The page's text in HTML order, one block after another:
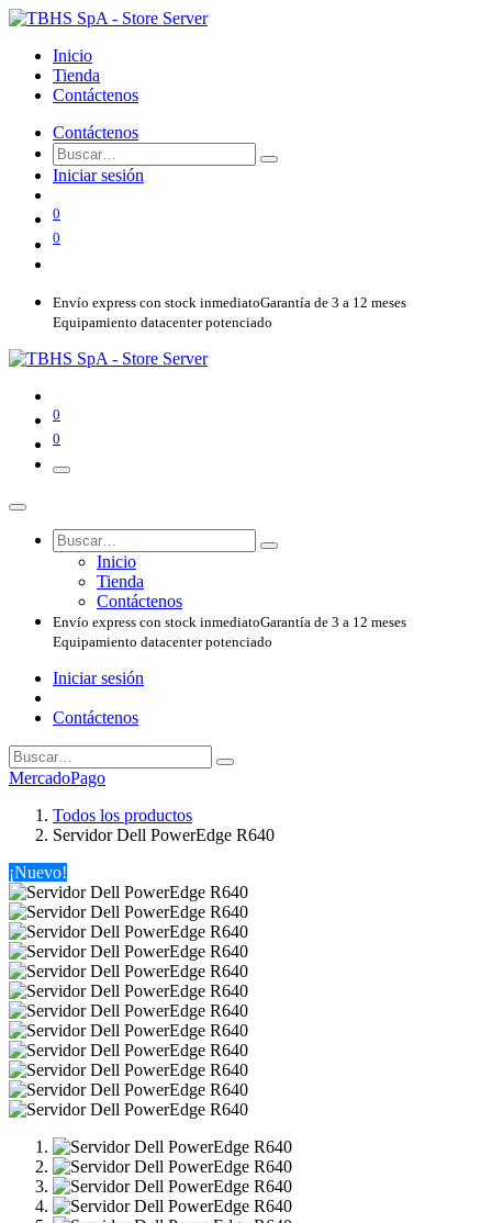
Inicio
Tienda
Contáctenos
Contáctenos
Iniciar sesión
0
0
Envío express con stock inmediatoGarantía de 3 a 12 meses
Equipamiento datacenter potenciado
0
0
Inicio
Tienda
Contáctenos
Envío express con stock inmediatoGarantía de 3 a 12 meses
Equipamiento datacenter potenciado
Iniciar sesión
Contáctenos
MercadoPago
Todos los productos
Servidor Dell PowerEdge R640
¡Nuevo!